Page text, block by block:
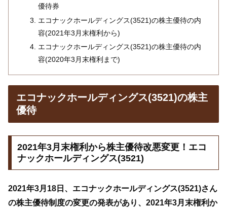
優待券
エコナックホールディングス(3521)の株主優待の内
容(2021年3月末権利から)
エコナックホールディングス(3521)の株主優待の内
容(2020年3月末権利まで)
エコナックホールディングス(3521)の株主
優待
2021年3月末権利から株主優待改悪変更！エコ
ナックホールディングス(3521)
2021年3月18日、エコナックホールディングス(3521)さん
の株主優待制度の変更の発表があり、2021年3月末権利か